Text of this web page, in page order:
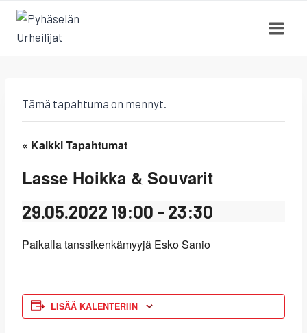
Siirry
sisältöön
Tämä tapahtuma on mennyt.
« Kaikki Tapahtumat
Lasse Hoikka & Souvarit
29.05.2022 19:00 - 23:30
Paikalla tanssikenkämyyjä Esko Sanio
LISÄÄ KALENTERIIN